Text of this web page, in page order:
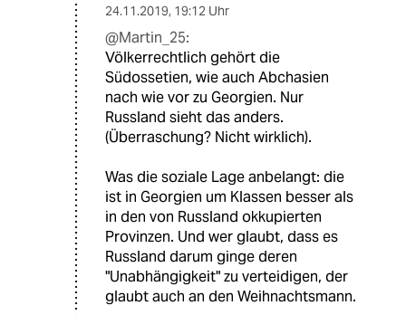
24.11.2019, 19:12 Uhr
@Martin_25:
Völkerrechtlich gehört die
Südossetien, wie auch Abchasien
nach wie vor zu Georgien. Nur
Russland sieht das anders.
(Überraschung? Nicht wirklich).
Was die soziale Lage anbelangt: die
ist in Georgien um Klassen besser als
in den von Russland okkupierten
Provinzen. Und wer glaubt, dass es
Russland darum ginge deren
"Unabhängigkeit" zu verteidigen, der
glaubt auch an den Weihnachtsmann.